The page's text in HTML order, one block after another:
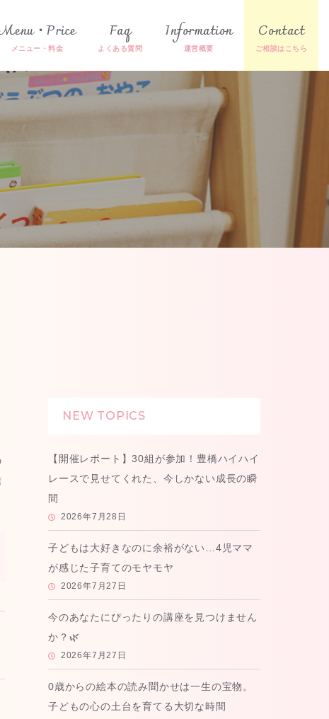
・Price Faq Information Contact
NEW TOPICS
【開催レポート】30組が参加！豊橋ハイハイ
レースで見せてくれた、今しかない成長の瞬
間
2026年7月28日
子どもは大好きなのに余裕がない…4児ママ
が感じた子育てのモヤモヤ
2026年7月27日
今のあなたにぴったりの講座を見つけません
か？🌿
2026年7月27日
0歳からの絵本の読み聞かせは一生の宝物。
子どもの心の土台を育てる大切な時間